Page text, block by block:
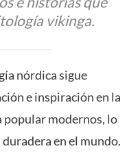
vikinga.
nórdica sigue
e inspiración en la
modernos, lo
en el mundo.